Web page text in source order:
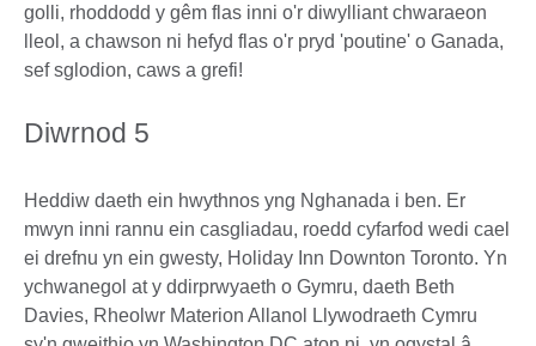
golli, rhoddodd y gêm flas inni o'r diwylliant chwaraeon
lleol, a chawson ni hefyd flas o'r pryd 'poutine' o Ganada,
sef sglodion, caws a grefi!
Diwrnod 5
Heddiw daeth ein hwythnos yng Nghanada i ben. Er
mwyn inni rannu ein casgliadau, roedd cyfarfod wedi cael
ei drefnu yn ein gwesty, Holiday Inn Downton Toronto. Yn
ychwanegol at y ddirprwyaeth o Gymru, daeth Beth
Davies, Rheolwr Materion Allanol Llywodraeth Cymru